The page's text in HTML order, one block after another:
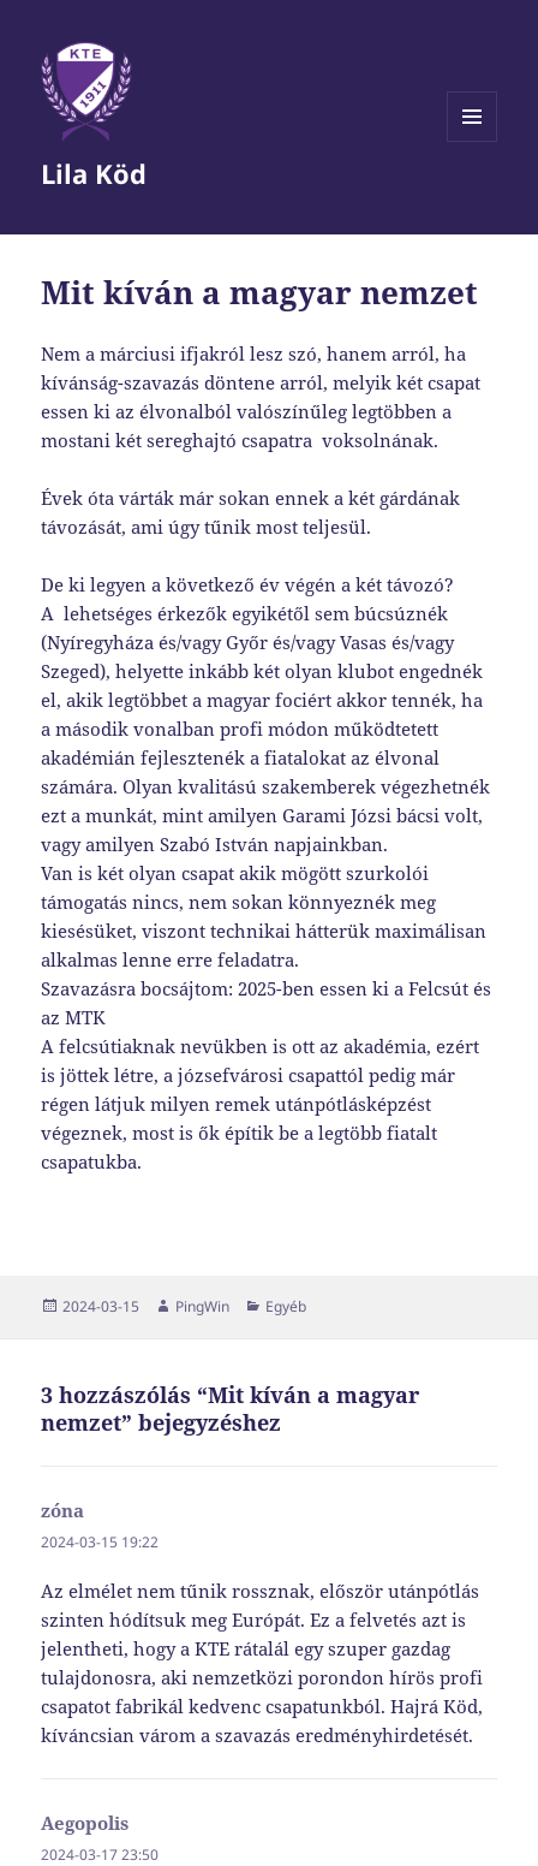
Lila Köd
Mit kíván a magyar nemzet
Nem a márciusi ifjakról lesz szó, hanem arról, ha
kívánság-szavazás döntene arról, melyik két csapat
essen ki az élvonalból valószínűleg legtöbben a
mostani két sereghajtó csapatra voksolnának.
Évek óta várták már sokan ennek a két gárdának
távozását, ami úgy tűnik most teljesül.
De ki legyen a következő év végén a két távozó?
A lehetséges érkezők egyikétől sem búcsúznék
(Nyíregyháza és/vagy Győr és/vagy Vasas és/vagy
Szeged), helyette inkább két olyan klubot engednék
el, akik legtöbbet a magyar fociért akkor tennék, ha
a második vonalban profi módon működtetett
akadémián fejlesztenék a fiatalokat az élvonal
számára. Olyan kvalitású szakemberek végezhetnék
ezt a munkát, mint amilyen Garami Józsi bácsi volt,
vagy amilyen Szabó István napjainkban.
Van is két olyan csapat akik mögött szurkolói
támogatás nincs, nem sokan könnyeznék meg
kiesésüket, viszont technikai hátterük maximálisan
alkalmas lenne erre feladatra.
Szavazásra bocsájtom: 2025-ben essen ki a Felcsút és
az MTK
A felcsútiaknak nevükben is ott az akadémia, ezért
is jöttek létre, a józsefvárosi csapattól pedig már
régen látjuk milyen remek utánpótlásképzést
végeznek, most is ők építik be a legtöbb fiatalt
csapatukba.
Közzétéve
2024-03-15 Szerző
PingWin Kategória
Egyéb
3 hozzászólás “Mit kíván a magyar
nemzet” bejegyzéshez
zóna
2024-03-15 19:22
Az elmélet nem tűnik rossznak, először utánpótlás
szinten hódítsuk meg Európát. Ez a felvetés azt is
jelentheti, hogy a KTE rátalál egy szuper gazdag
tulajdonosra, aki nemzetközi porondon hírös profi
csapatot fabrikál kedvenc csapatunkból. Hajrá Köd,
kíváncsian várom a szavazás eredményhirdetését.
Aegopolis
2024-03-17 23:50